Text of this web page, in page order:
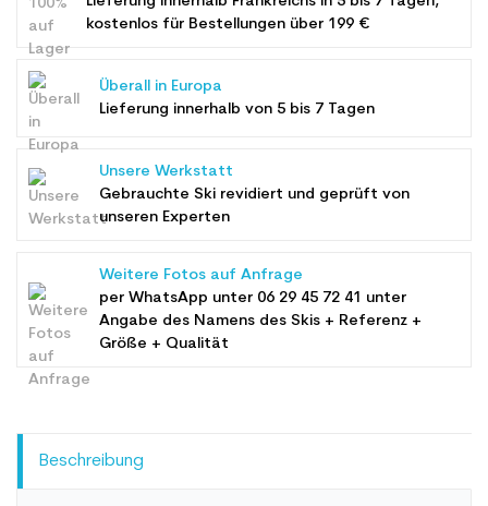
kostenlos für Bestellungen über 199 €
Überall in Europa
Lieferung innerhalb von 5 bis 7 Tagen
Unsere Werkstatt
Gebrauchte Ski revidiert und geprüft von
unseren Experten
Weitere Fotos auf Anfrage
per WhatsApp unter 06 29 45 72 41 unter
Angabe des Namens des Skis + Referenz +
Größe + Qualität
Beschreibung